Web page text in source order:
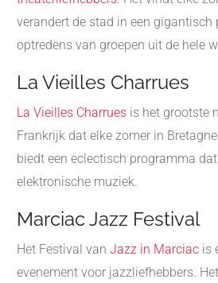
verandert de stad in een gigantisch
optredens van groepen uit de hele
La Vieilles Charrues
La Vieilles Charrues is het grootste
Frankrijk dat elke zomer in
biedt een eclectisch programma
elektronische muziek.
Marciac Jazz Festival
Het Festival van Jazz in Marciac is
evenement voor jazzliefhebbers.